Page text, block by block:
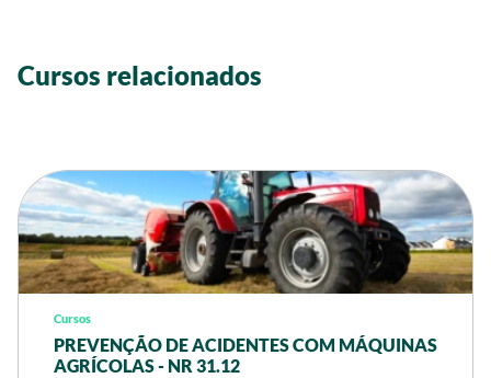
Cursos relacionados
Cursos
PREVENÇÃO DE ACIDENTES COM MÁQUINAS
AGRÍCOLAS - NR 31.12